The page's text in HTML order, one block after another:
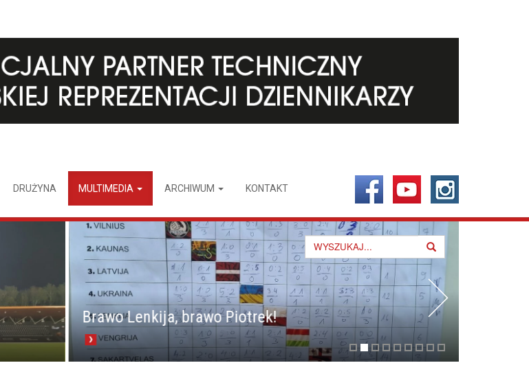
DRUŻYNA MULTIMEDIA ARCHIWUM KONTAKT
Search
for
Brawo Lenkija, brawo Piotrek!